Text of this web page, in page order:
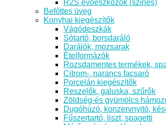
R2S evőeszközök (színes)
Befőttes üveg
Konyhai kiegészítők
Vágódeszkák
Sótartó, borsdaráló
Darálók, mozsarak
Ételformázók
Rozsdamentes termékek,
Citrom-, narancs facsaró
Porcelán kiegészítők
Reszelők, galuska, szűrők
Zöldség-és gyümölcs
Dugóhúzó, konzervnyitó,
Fűszertartó, liszt, spagetti